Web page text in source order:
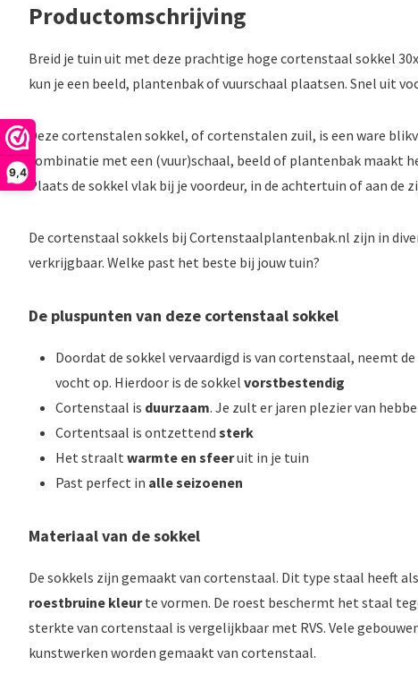
9,4
Productomschrijving
Breid je tuin uit met deze prachtige hoge cortenstaal sokkel
kun je een beeld, plantenbak of vuurschaal plaatsen. Snel uit
Deze cortenstalen sokkel, of cortenstalen zuil, is een ware
combinatie met een (vuur)schaal, beeld of plantenbak maakt
Plaats de sokkel vlak bij je voordeur, in de achtertuin of aan de
De cortenstaal sokkels bij Cortenstaalplantenbak.nl zijn in
verkrijgbaar. Welke past het beste bij jouw tuin?
De pluspunten van deze cortenstaal sokkel
Doordat de sokkel vervaardigd is van cortenstaal, neemt
vocht op. Hierdoor is de sokkel vorstbestendig
Cortenstaal is duurzaam. Je zult er jaren plezier van
Cortentsaal is ontzettend sterk
Het straalt warmte en sfeeruit in je tuin
Past perfect in alle seizoenen
Materiaal van de sokkel
De sokkels zijn gemaakt van cortenstaal. Dit type staal heeft
roestbruine kleurte vormen. De roest beschermt het staal
sterkte van cortenstaal is vergelijkbaar met RVS. Vele
kunstwerken worden gemaakt van cortenstaal.